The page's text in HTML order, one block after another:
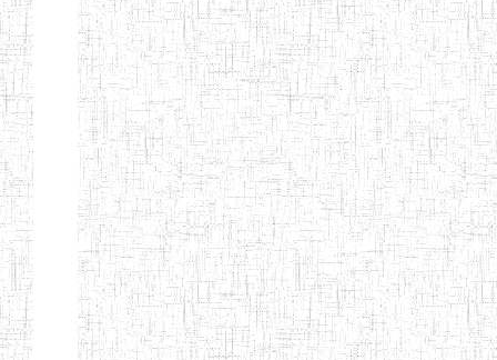
GTTTC
JIKEJEM
12/09/2014 ENIET Public
GTTC
NKAMBE
12/11/1984 ENIEG Public
GTTC WUM 01/09/1997 ENIEG Public
GTTC
BAMENDA
27/08/1975 ENIEG Public